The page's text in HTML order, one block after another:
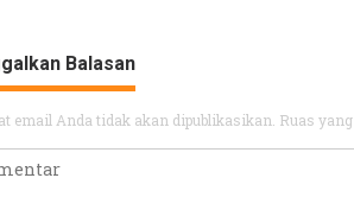
Balasan
email Anda tidak akan dipublikasikan. Ruas